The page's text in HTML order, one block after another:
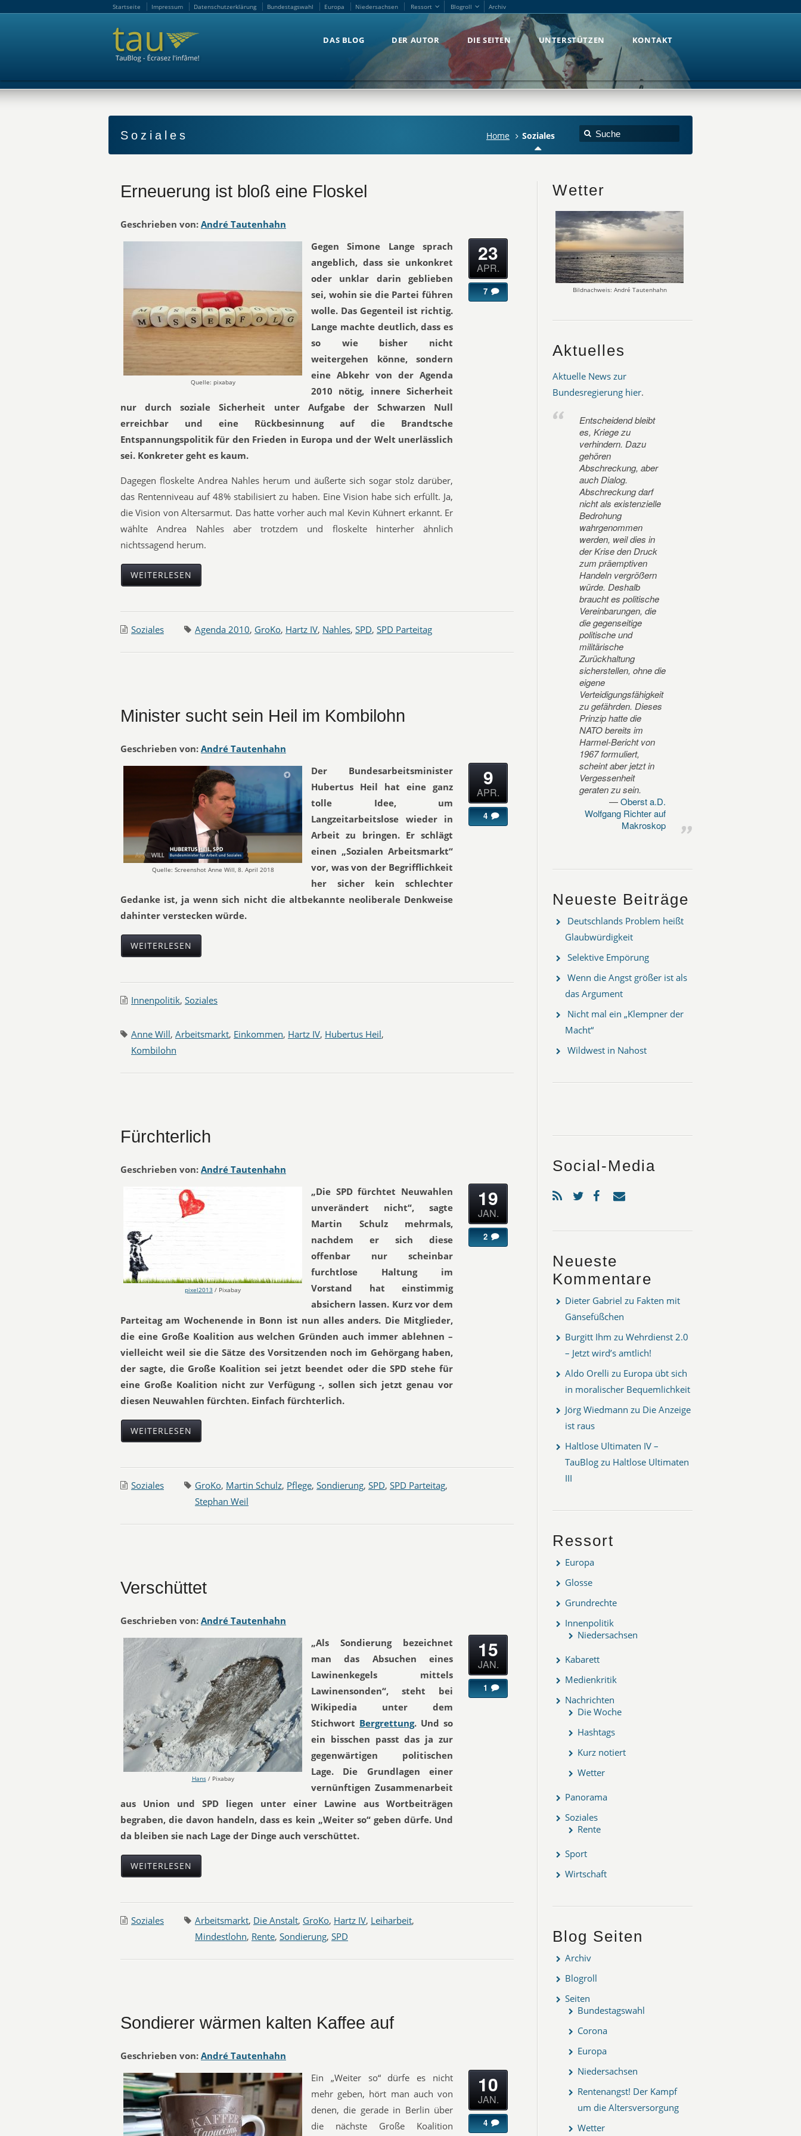
Startseite Impressum Datenschutzerklärung Bundestagswahl Europa Niedersachsen Ressort Blogroll Archiv
DAS BLOG DER AUTOR DIE SEITEN UNTERSTÜTZEN KONTAKT
Soziales Home Soziales
Erneuerung ist bloß eine Floskel
Geschrieben von: André Tautenhahn
Quelle: pixabay
Gegen Simone Lange sprach
angeblich, dass sie unkonkret
oder unklar darin geblieben
sei, wohin sie die Partei führen
wolle. Das Gegenteil ist richtig.
Lange machte deutlich, dass es
so wie bisher nicht
weitergehen könne, sondern
eine Abkehr von der Agenda
2010 nötig, innere Sicherheit
nur durch soziale Sicherheit unter Aufgabe der Schwarzen Null
erreichbar und eine Rückbesinnung auf die Brandtsche
Entspannungspolitik für den Frieden in Europa und der Welt unerlässlich
sei. Konkreter geht es kaum.
Dagegen floskelte Andrea Nahles herum und äußerte sich sogar stolz darüber,
das Rentenniveau auf 48% stabilisiert zu haben. Eine Vision habe sich erfüllt. Ja,
die Vision von Altersarmut. Das hatte vorher auch mal Kevin Kühnert erkannt. Er
wählte Andrea Nahles aber trotzdem und floskelte hinterher ähnlich
nichtssagend herum.
WEITERLESEN
23
APR.
7
Soziales Agenda 2010, GroKo, Hartz IV, Nahles, SPD, SPD Parteitag
Minister sucht sein Heil im Kombilohn
Geschrieben von: André Tautenhahn
Quelle: Screenshot Anne Will, 8. April 2018
Der Bundesarbeitsminister
Hubertus Heil hat eine ganz
tolle Idee, um
Langzeitarbeitslose wieder in
Arbeit zu bringen. Er schlägt
einen „Sozialen Arbeitsmarkt“
vor, was von der Begrifflichkeit
her sicher kein schlechter
Gedanke ist, ja wenn sich nicht die altbekannte neoliberale Denkweise
dahinter verstecken würde.
WEITERLESEN
9
APR.
4
Innenpolitik, Soziales
Anne Will, Arbeitsmarkt, Einkommen, Hartz IV, Hubertus Heil,
Kombilohn
Fürchterlich
Geschrieben von: André Tautenhahn
pixel2013 / Pixabay
„Die SPD fürchtet Neuwahlen
unverändert nicht“, sagte
Martin Schulz mehrmals,
nachdem er sich diese
offenbar nur scheinbar
furchtlose Haltung im
Vorstand hat einstimmig
absichern lassen. Kurz vor dem
Parteitag am Wochenende in Bonn ist nun alles anders. Die Mitglieder,
die eine Große Koalition aus welchen Gründen auch immer ablehnen –
vielleicht weil sie die Sätze des Vorsitzenden noch im Gehörgang haben,
der sagte, die Große Koalition sei jetzt beendet oder die SPD stehe für
eine Große Koalition nicht zur Verfügung -, sollen sich jetzt genau vor
diesen Neuwahlen fürchten. Einfach fürchterlich.
WEITERLESEN
19
JAN.
2
Soziales GroKo, Martin Schulz, Pflege, Sondierung, SPD, SPD Parteitag,
Stephan Weil
Verschüttet
Geschrieben von: André Tautenhahn
Hans/ Pixabay
„Als Sondierung bezeichnet
man das Absuchen eines
Lawinenkegels mittels
Lawinensonden“, steht bei
Wikipedia unter dem
Stichwort Bergrettung. Und so
ein bisschen passt das ja zur
gegenwärtigen politischen
Lage. Die Grundlagen einer
vernünftigen Zusammenarbeit
aus Union und SPD liegen unter einer Lawine aus Wortbeiträgen
begraben, die davon handeln, dass es kein „Weiter so“ geben dürfe. Und
da bleiben sie nach Lage der Dinge auch verschüttet.
WEITERLESEN
15
JAN.
1
Soziales Arbeitsmarkt, Die Anstalt, GroKo, Hartz IV, Leiharbeit,
Mindestlohn, Rente, Sondierung, SPD
Sondierer wärmen kalten Kaffee auf
Geschrieben von: André Tautenhahn
Ein „Weiter so“ dürfe es nicht
mehr geben, hört man auch von
denen, die gerade in Berlin über
die nächste Große Koalition
10
JAN.
4
Wetter
Bildnachweis: André Tautenhahn
Aktuelles
Aktuelle News zur
Bundesregierung hier.
Entscheidend bleibt
es, Kriege zu
verhindern. Dazu
gehören
Abschreckung, aber
auch Dialog.
Abschreckung darf
nicht als existenzielle
Bedrohung
wahrgenommen
werden, weil dies in
der Krise den Druck
zum präemptiven
Handeln vergrößern
würde. Deshalb
braucht es politische
Vereinbarungen, die
die gegenseitige
politische und
militärische
Zurückhaltung
sicherstellen, ohne die
eigene
Verteidigungsfähigkeit
zu gefährden. Dieses
Prinzip hatte die
NATO bereits im
Harmel-Bericht von
1967 formuliert,
scheint aber jetzt in
Vergessenheit
geraten zu sein.
Oberst a.D.
Wolfgang Richter auf
Makroskop
Neueste Beiträge
Deutschlands Problem heißt
Glaubwürdigkeit
Selektive Empörung
Wenn die Angst größer ist als
das Argument
Nicht mal ein „Klempner der
Macht“
Wildwest in Nahost
Social-Media
Neueste
Kommentare
Dieter Gabriel zu Fakten mit
Gänsefüßchen
Burgitt Ihm zu Wehrdienst 2.0
– Jetzt wird’s amtlich!
Aldo Orelli zu Europa übt sich
in moralischer Bequemlichkeit
Jörg Wiedmann zu Die Anzeige
ist raus
Haltlose Ultimaten IV –
TauBlog zu Haltlose Ultimaten
III
Ressort
Europa
Glosse
Grundrechte
Innenpolitik
Niedersachsen
Kabarett
Medienkritik
Nachrichten
Die Woche
Hashtags
Kurz notiert
Wetter
Panorama
Soziales
Rente
Sport
Wirtschaft
Blog Seiten
Archiv
Blogroll
Seiten
Bundestagswahl
Corona
Europa
Niedersachsen
Rentenangst! Der Kampf
um die Altersversorgung
Wetter
Startseite Impressum Datenschutzerklärung Bundestagswahl Europa Niedersachsen Ressort Blogroll Archiv
DAS BLOG DER AUTOR DIE SEITEN UNTERSTÜTZEN KONTAKT